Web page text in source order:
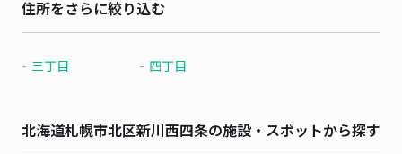
住所をさらに絞り込む
三丁目 四丁目
北海道札幌市北区新川西四条の施設・スポットから探す